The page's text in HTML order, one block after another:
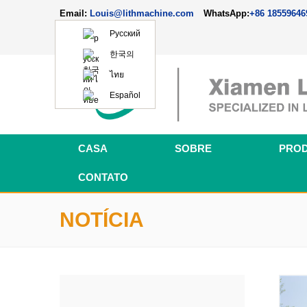
Email: Louis@lithmachine.com WhatsApp:+86
Русский
한국의
ไทย
Español
CASA SOBRE
CONTATO
NOTÍCIA